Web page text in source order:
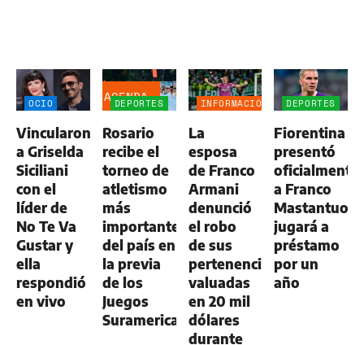
OCIO
Vincularon
a Griselda
Siciliani
con el
líder de
No Te Va
Gustar y
ella
respondió
en vivo
DEPORTES
AGENDA
Rosario
recibe el
torneo de
atletismo
más
importante
del país en
la previa
de los
Juegos
Suramericanos
INFORMACIÓN
La
esposa
de Franco
Armani
denunció
el robo
de sus
pertenencias
valuadas
en 20 mil
dólares
durante
DEPORTES
Fiorentina
presentó
oficialmente
a Franco
jugará a
préstamo
por un
año